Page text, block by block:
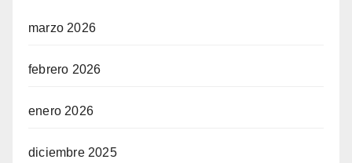
marzo 2026
febrero 2026
enero 2026
diciembre 2025